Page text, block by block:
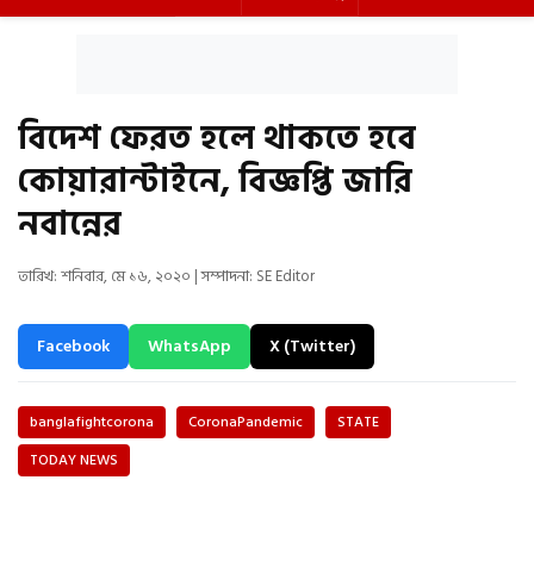
বিদেশ ফেরত হলে থাকতে হবে
কোয়ারান্টাইনে, বিজ্ঞপ্তি জারি
নবান্নের
তারিখ: শনিবার, মে ১৬, ২০২০ | সম্পাদনা: SE Editor
Facebook WhatsApp X (Twitter)
banglafightcorona CoronaPandemic
STATE
TODAY NEWS